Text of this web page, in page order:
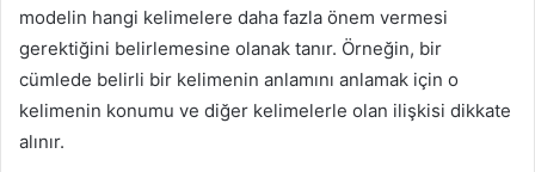
modelin hangi kelimelere daha fazla önem vermesi
gerektiğini belirlemesine olanak tanır. Örneğin, bir
cümlede belirli bir kelimenin anlamını anlamak için o
kelimenin konumu ve diğer kelimelerle olan ilişkisi dikkate
alınır.